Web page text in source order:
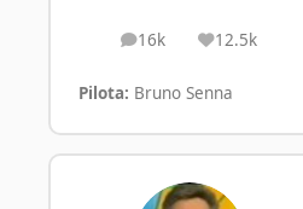
16k
posts 12.5k
Reputation
Pilota: Bruno Senna